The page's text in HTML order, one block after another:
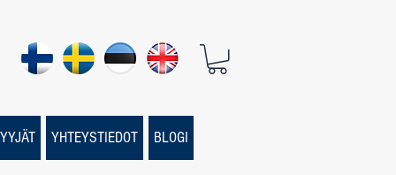
YHTEYSTIEDOT BLOGI